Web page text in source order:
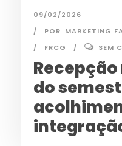
09/02/2026
POR MARKETING
FRCG
SEM
do